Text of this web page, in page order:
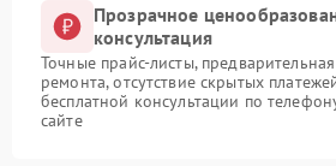
Прозрачное
консультация
Точные прайс-листы,
ремонта, отсутствие скрытых
бесплатной консультации по
сайте